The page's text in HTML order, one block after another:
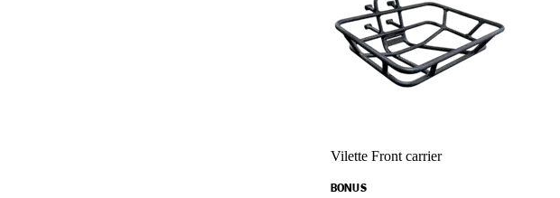
Vilette Front carrier
BONUS